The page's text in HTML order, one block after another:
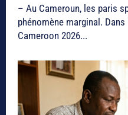
– Au Cameroun, les paris
phénomène marginal.
Cameroon 2026...